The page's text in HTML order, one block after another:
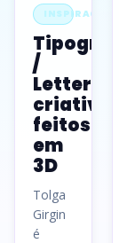
INSPIRAÇÃO
/
Lettering
criativos
feitos
em
3D
Tolga
Girgin
é